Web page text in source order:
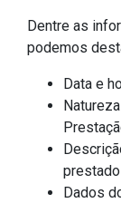
Dentre as
podemos
Data e
Dados